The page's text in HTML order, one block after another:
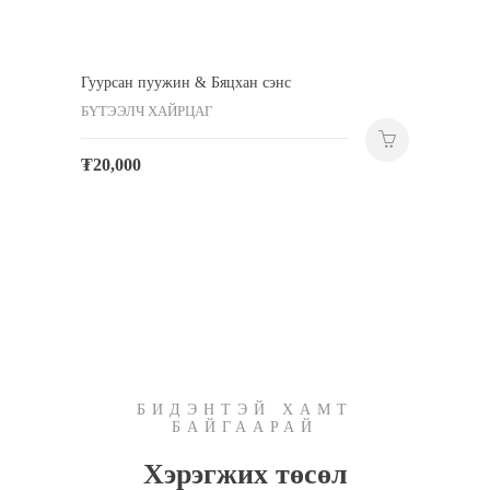
Гуурсан пуужин & Бяцхан сэнс
БҮТЭЭЛЧ ХАЙРЦАГ
₮20,000
БИДЭНТЭЙ ХАМТ
БАЙГААРАЙ
Хэрэгжих төсөл